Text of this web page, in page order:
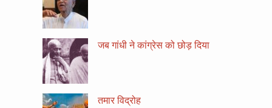
जब गांधी ने कांग्रेस को छोड़ दिया
तमार विद्रोह